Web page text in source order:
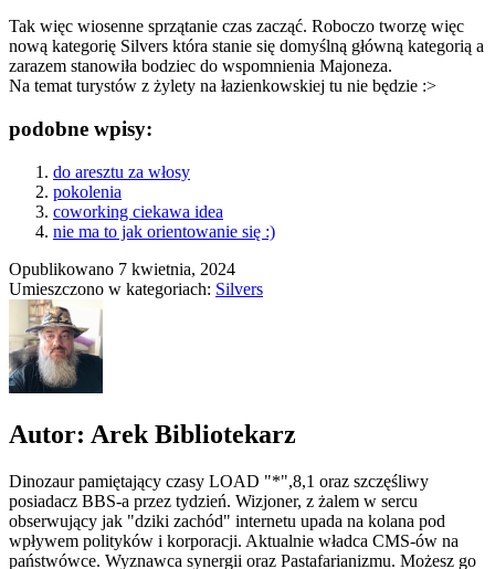
Tak więc wiosenne sprzątanie czas zacząć. Roboczo tworzę więc
nową kategorię Silvers która stanie się domyślną główną kategorią a
zarazem stanowiła bodziec do wspomnienia Majoneza.
Na temat turystów z żylety na łazienkowskiej tu nie będzie :>
podobne wpisy:
do aresztu za włosy
pokolenia
coworking ciekawa idea
nie ma to jak orientowanie się :)
Opublikowano 7 kwietnia, 2024
Umieszczono w kategoriach: Silvers
Autor: Arek Bibliotekarz
Dinozaur pamiętający czasy LOAD "*",8,1 oraz szczęśliwy
posiadacz BBS-a przez tydzień. Wizjoner, z żalem w sercu
obserwujący jak "dziki zachód" internetu upada na kolana pod
wpływem polityków i korporacji. Aktualnie władca CMS-ów na
państwówce. Wyznawca synergii oraz Pastafarianizmu. Możesz go